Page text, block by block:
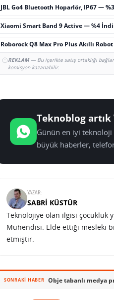
JBL Go4 Bluetooth Hoparlör, IP67 —
Xiaomi Smart Band 9 Active — %4
Roborock Q8 Max Pro Plus Akıllı
REKLAM— Bu içerikte satış ortaklığı
komisyon kazanabilir.
Teknoblog
Günün en iyi teknoloji
büyük haberler,
YAZAR:
SABRI KÜSTÜR
Teknolojiye olan ilgisi çocukluk
Mühendisi. Elde ettiği mesleki
etmiştir.
SONRAKI HABER Obje tabanlı medya